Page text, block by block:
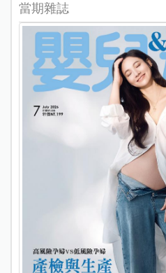
當期雜誌